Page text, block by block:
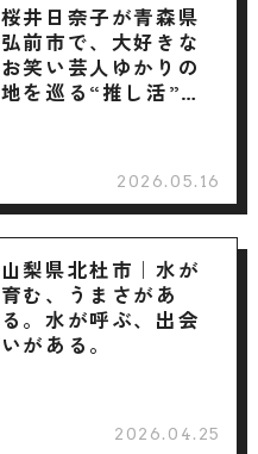
桜井日奈子が青森県
弘前市で、大好きな
お笑い芸人ゆかりの
地を巡る“推し活”旅
2026.05.16
山梨県北杜市｜水が
育む、うまさがあ
る。水が呼ぶ、出会
いがある。
2026.04.25